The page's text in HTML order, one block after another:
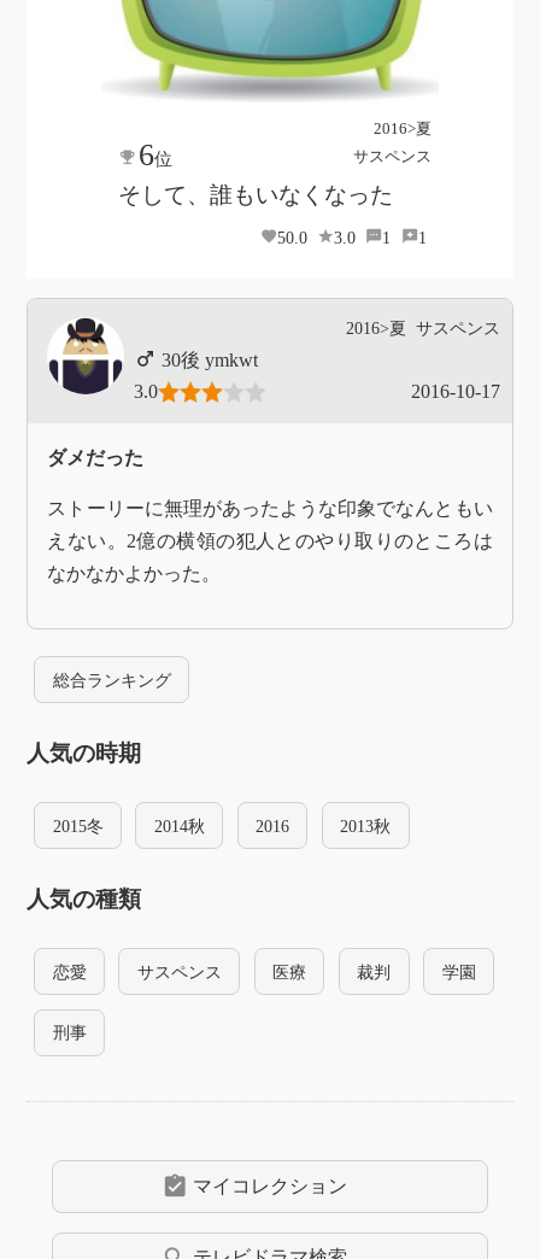
2016>夏
サスペンス
6位
そして、誰もいなくなった
50.0 3.0 1 1
2016>夏 サスペンス
ymkwt
3.0
2016-10-17
ダメだった
ストーリーに無理があったような印象でなんともい
えない。2億の横領の犯人とのやり取りのところは
なかなかよかった。
総合ランキング
人気の時期
2015冬 2014秋 2016 2013秋
人気の種類
恋愛 サスペンス 医療 裁判 学園
刑事
assignment_turned_in マイコレクション